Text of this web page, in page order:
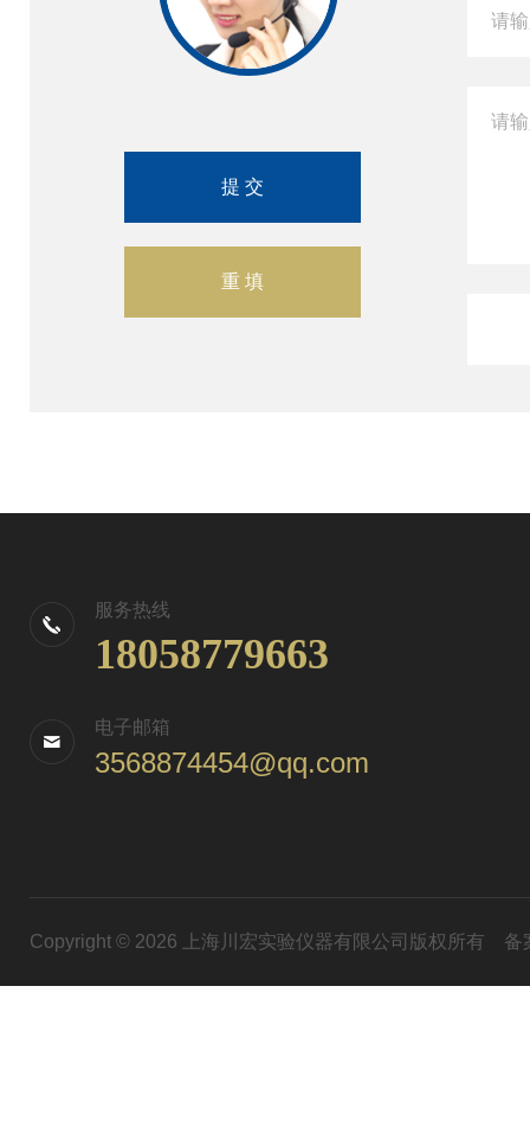
服务热线
18058779663
电子邮箱
3568874454@qq.com
Copyright © 2026 上海川宏实验仪器有限公司版权所有 备